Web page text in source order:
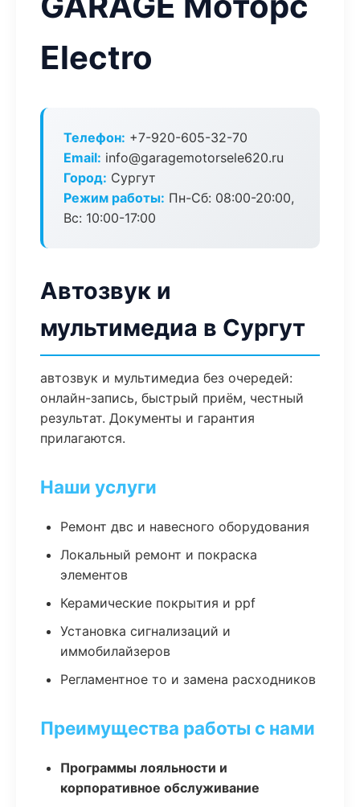
Electro
Телефон: +7-920-605-32-70
Email: info@garagemotorsele620.ru
Город: Сургут
Режим работы: Пн-Сб: 08:00-20:00,
Вс: 10:00-17:00
Автозвук и
мультимедиа в Сургут
автозвук и мультимедиа без очередей:
онлайн-запись, быстрый приём, честный
результат. Документы и гарантия
прилагаются.
Наши услуги
Ремонт двс и навесного оборудования
Локальный ремонт и покраска
элементов
Керамические покрытия и ppf
Установка сигнализаций и
иммобилайзеров
Регламентное то и замена расходников
Преимущества работы с нами
Программы лояльности и
корпоративное обслуживание